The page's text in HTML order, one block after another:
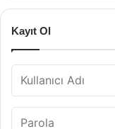
Kayıt Ol